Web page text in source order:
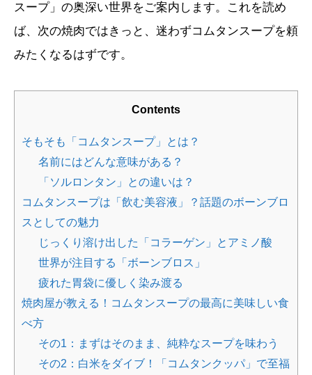
スープ」の奥深い世界をご案内します。これを読め
ば、次の焼肉ではきっと、迷わずコムタンスープを頼
みたくなるはずです。
Contents
そもそも「コムタンスープ」とは？
名前にはどんな意味がある？
「ソルロンタン」との違いは？
コムタンスープは「飲む美容液」？話題のボーンブロ
スとしての魅力
じっくり溶け出した「コラーゲン」とアミノ酸
世界が注目する「ボーンブロス」
疲れた胃袋に優しく染み渡る
焼肉屋が教える！コムタンスープの最高に美味しい食
べ方
その1：まずはそのまま、純粋なスープを味わう
その2：白米をダイブ！「コムタンクッパ」で至福